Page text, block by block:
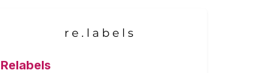
Relabels